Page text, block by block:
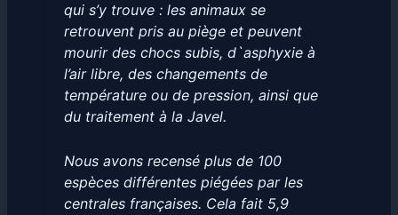
qui s’y trouve : les animaux se
retrouvent pris au piège et peuvent
mourir des chocs subis, d`asphyxie à
l’air libre, des changements de
température ou de pression, ainsi que
du traitement à la Javel.
Nous avons recensé plus de 100
espèces différentes piégées par les
centrales françaises. Cela fait 5,9